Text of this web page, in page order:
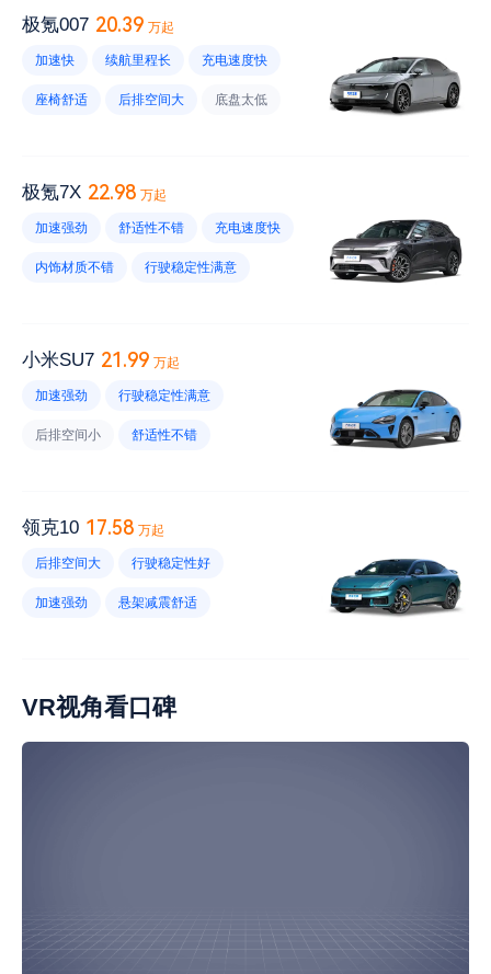
极氪007 20.39 万起
加速快 续航里程长 充电速度快
座椅舒适 后排空间大 底盘太低
前备厢空间小 风噪大
氛围灯不好看 内饰易脏
极氪7X 22.98 万起
加速强劲 舒适性不错 充电速度快
内饰材质不错 行驶稳定性满意
前备厢空间小 杯架不好
维修保养便宜 扶手箱空间小
小米SU7 21.99 万起
加速强劲 行驶稳定性满意
后排空间小 舒适性不错
前排头部空间小 维修保养便宜
风噪大 音响效果不好
领克10 17.58 万起
后排空间大 行驶稳定性好
加速强劲 悬架减震舒适
表显续航精准 电耗少
VR视角看口碑